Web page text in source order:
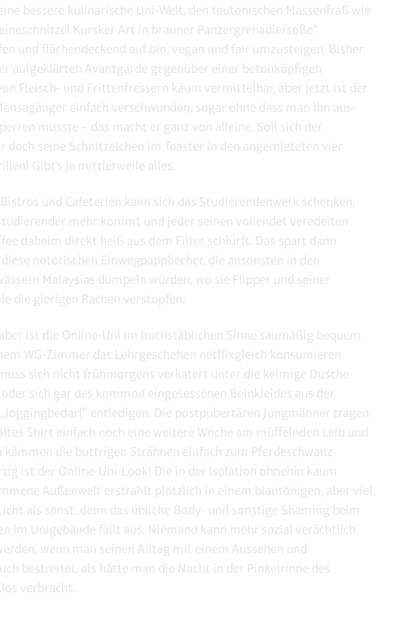
bessere kulinarische Uni-Welt, den teutonischen Massenfraß wie
Kursker Art in brauner Panzergrenadiersoße“
und flächendeckend auf bio, vegan und fair umzusteigen. Bisher
aufgeklärten Avantgarde gegenüber einer betonköpfigen
Fleisch- und Frittenfressern kaum vermittelbar, aber jetzt ist der
einfach verschwunden, sogar ohne dass man ihn aus-
musste – das macht er ganz von alleine. Soll sich der
doch seine Schnitzelchen im Toaster in den angemieteten vier
Gibt’s ja mittlerweile alles.
und Cafeterien kann sich das Studierendenwerk schenken,
mehr kommt und jeder seinen vollendet veredelten
daheim direkt heiß aus dem Filter schlürft. Das spart dann
notorischen Einwegpappbecher, die ansonsten in den
Malaysias dümpeln würden, wo sie Flipper und seiner
die gierigen Rachen verstopfen.
ist die Online-Uni im buchstäblichen Sinne saumäßig bequem.
WG-Zimmer das Lehrgeschehen netflixgleich konsumieren
sich nicht frühmorgens verkatert unter die keimige Dusche
sich gar des kommod eingesessenen Beinkleides aus der
entledigen. Die postpubertären Jungmänner tragen
Shirt einfach noch eine weitere Woche am müffelnden Leib und
kämmen die buttrigen Strähnen einfach zum Pferdeschwanz
ist der Online-Uni-Look! Die in der Isolation ohnehin kaum
Außenwelt erstrahlt plötzlich in einem blautönigen, aber viel
als sonst, denn das übliche Body- und sonstige Shaming beim
im Unigebäude fällt aus. Niemand kann mehr sozial verächtlich
wenn man seinen Alltag mit einem Aussehen und
bestreitet, als hätte man die Nacht in der Pinkelrinne des
verbracht.